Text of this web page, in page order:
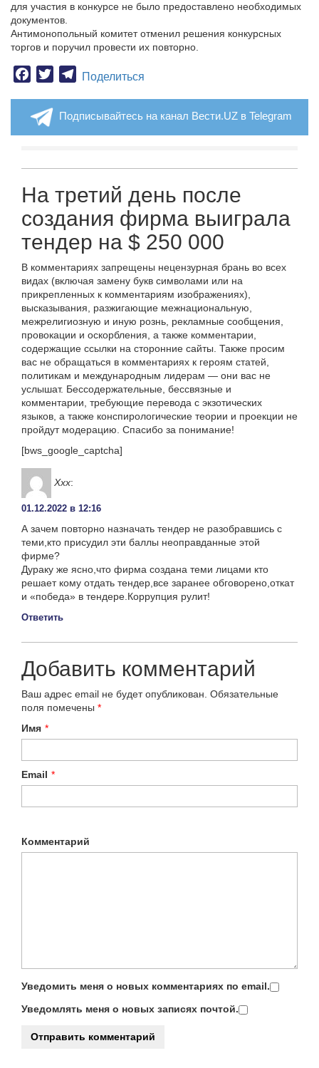
для участия в конкурсе не было предоставлено необходимых
документов.
Антимонопольный комитет отменил решения конкурсных
торгов и поручил провести их повторно.
Facebook
TwitterTelegram
Поделиться
Подписывайтесь на канал Вести.UZ в Telegram
На третий день после
создания фирма выиграла
тендер на $ 250 000
В комментариях запрещены нецензурная брань во всех
видах (включая замену букв символами или на
прикрепленных к комментариям изображениях),
высказывания, разжигающие межнациональную,
межрелигиозную и иную рознь, рекламные сообщения,
провокации и оскорбления, а также комментарии,
содержащие ссылки на сторонние сайты. Также просим
вас не обращаться в комментариях к героям статей,
политикам и международным лидерам — они вас не
услышат. Бессодержательные, бессвязные и
комментарии, требующие перевода с экзотических
языков, а также конспирологические теории и проекции не
пройдут модерацию. Спасибо за понимание!
[bws_google_captcha]
Ххх:
01.12.2022 в 12:16
А зачем повторно назначать тендер не разобравшись с
теми,кто присудил эти баллы неоправданные этой
фирме?
Дураку же ясно,что фирма создана теми лицами кто
решает кому отдать тендер,все заранее обговорено,откат
и «победа» в тендере.Коррупция рулит!
Ответить
Добавить комментарий
Ваш адрес email не будет опубликован. Обязательные
поля помечены *
Имя *
Email *
Комментарий
Уведомить меня о новых комментариях по email.
Уведомлять меня о новых записях почтой.